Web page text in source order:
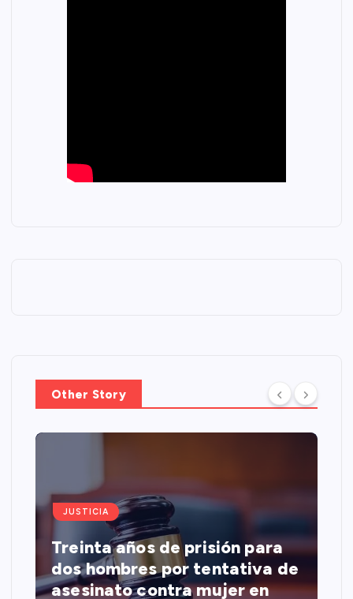
Other Story
JUSTICIA
Treinta años de prisión para
dos hombres por tentativa de
asesinato contra mujer en